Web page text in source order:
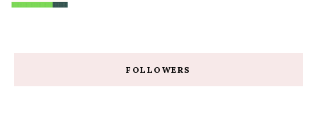
FOLLOWERS